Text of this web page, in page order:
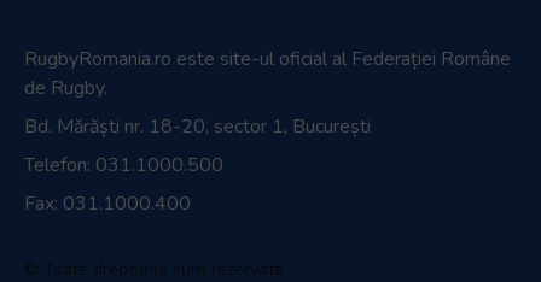
RugbyRomania.ro este site-ul oficial al Federației Române
de Rugby.
Bd. Mărăști nr. 18-20, sector 1, București
Telefon: 031.1000.500
Fax: 031.1000.400
© Toate drepturile sunt rezervate.